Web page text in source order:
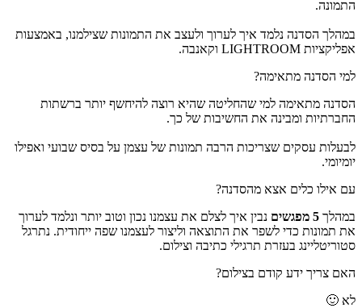
התמונה.
במהלך הסדנה נלמד איך לערוך ולעצב את התמונות שצילמנו, באמצעות
אפליקציות LIGHTROOM וקאנבה.
למי הסדנה מתאימה?
הסדנה מתאימה למי שהחליטה שהיא רוצה להיחשף יותר ברשתות
החברתיות ומבינה את החשיבות של כך.
לבעלות עסקים שצריכות הרבה תמונות של עצמן על בסיס שבועי ואפילו
יומיומי.
עם אילו כלים אצא מהסדנה?
במהלך 5 מפגשים
נבין איך לצלם את עצמנו נכון וטוב יותר ונלמד לערוך
את תמונות כדי לשפר את התוצאה וליצור לעצמנו שפה ייחודית. נתרגל
סטוריטליינג בעזרת תרגילי כתיבה וצילום.
האם צריך ידע קודם בצילום?
לא 🙂